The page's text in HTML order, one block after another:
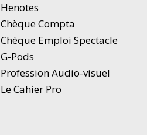
Henotes
Chèque Compta
Chèque Emploi Spectacle
G-Pods
Profession Audio-visuel
Le Cahier Pro